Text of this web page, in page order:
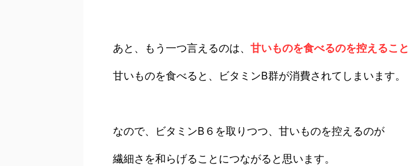
あと、もう一つ言えるのは、 甘いものを食べるのを控えること
甘いものを食べると、ビタミンB群が消費されてしまいます。
なので、ビタミンB６を取りつつ、甘いものを控えるのが
繊細さを和らげることにつながると思います。